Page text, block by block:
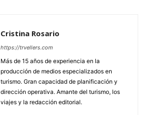
Cristina Rosario
https://trvellers.com
Más de 15 años de experiencia en la
producción de medios especializados en
turismo. Gran capacidad de planificación y
dirección operativa. Amante del turismo, los
viajes y la redacción editorial.